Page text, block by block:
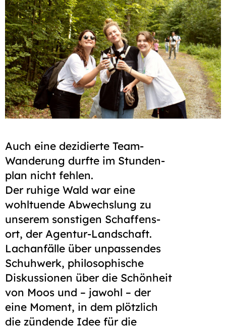
Auch eine dezidierte Team-
Wanderung durfte im Stunden­
plan nicht fehlen.
Der ruhige Wald war eine
wohltuende Abwechslung zu
unserem sonstigen Schaffens­
ort, der Agentur-Landschaft.
Lachanfälle über unpassendes
Schuh­werk, philosophische
Diskussionen über die Schönheit
von Moos und – jawohl – der
eine Moment, in dem plötzlich
die zündende Idee für die